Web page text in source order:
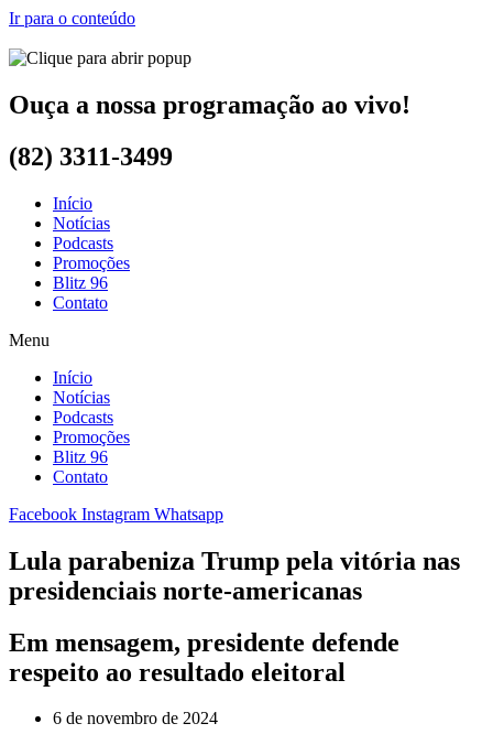
Ir para o conteúdo
Ouça a nossa programação ao vivo!
(82) 3311-3499
Início
Notícias
Podcasts
Promoções
Blitz 96
Contato
Menu
Início
Notícias
Podcasts
Promoções
Blitz 96
Contato
Facebook Instagram Whatsapp
Lula parabeniza Trump pela vitória nas
presidenciais norte-americanas
Em mensagem, presidente defende
respeito ao resultado eleitoral
6 de novembro de 2024